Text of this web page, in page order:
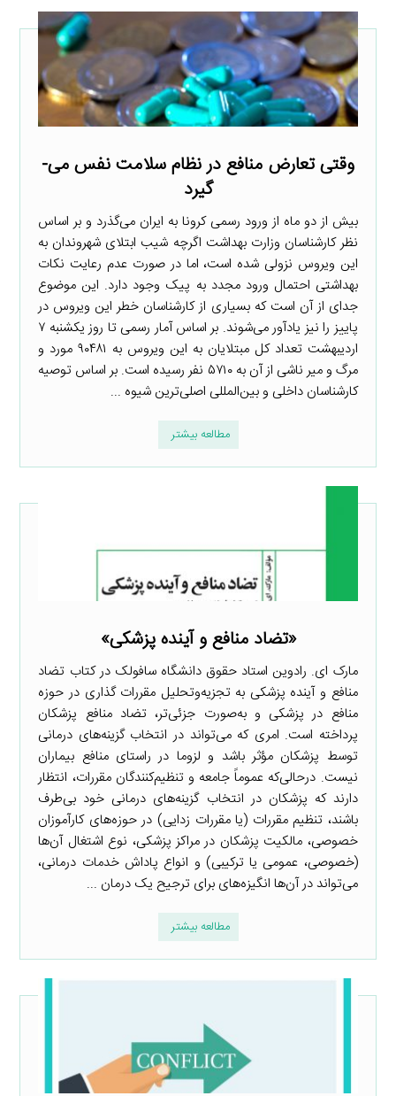
وقتی تعارض منافع در نظام سلامت نفس می­
گیرد
بیش از دو ماه از ورود رسمی کرونا به ایران می‌گذرد و بر اساس
نظر کارشناسان وزارت بهداشت اگرچه شیب ابتلای شهروندان به
این ویروس نزولی شده است، اما در صورت عدم رعایت نکات
بهداشتی احتمال ورود مجدد به پیک وجود دارد. این موضوع
جدای از آن است که بسیاری از کارشناسان خطر این ویروس در
پاییز را نیز یادآور می‌شوند. بر اساس آمار رسمی تا روز یکشنبه ۷
اردیبهشت تعداد کل مبتلایان به این ویروس به ۹۰۴۸۱ مورد و
مرگ و میر ناشی از آن به ۵۷۱۰ نفر رسیده است. بر اساس توصیه
کارشناسان داخلی و بین‌المللی اصلی‌ترین شیوه ...
مطالعه بیشتر
«تضاد منافع و آینده پزشکی»
مارک ای. رادوین استاد حقوق دانشگاه سافولک در کتاب تضاد
منافع و آینده پزشکی به تجزیه‌وتحلیل مقررات گذاری در حوزه
منافع در پزشکی و به‌صورت جزئی‌تر، تضاد منافع پزشکان
پرداخته است. امری که می‌تواند در انتخاب گزینه‌های درمانی
توسط پزشکان مؤثر باشد و لزوما در راستای منافع بیماران
نیست. درحالی‌که عموماً جامعه و تنظیم‌کنندگان مقررات، انتظار
دارند که پزشکان در انتخاب گزینه‌های درمانی خود بی‌طرف
باشند، تنظیم مقررات (یا مقررات زدایی) در حوزه‌های کارآموزان
خصوصی، مالکیت پزشکان در مراکز پزشکی، نوع اشتغال آن‌ها
(خصوصی، عمومی یا ترکیبی) و انواع پاداش خدمات درمانی،
می‌تواند در آن‌ها انگیزه‌های برای ترجیح یک درمان ...
مطالعه بیشتر